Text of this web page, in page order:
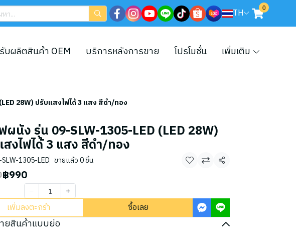
TH 0
รับผลิตสินค้า OEM บริการหลังการขาย โปรโมชั่น เพิ่มเติม
28W) ปรับแสงไฟได้ 3 แสง สีดำ/ทอง
ผนัง รุ่น 09-SLW-1305-LED (LED 28W)
งไฟได้ 3 แสง สีดำ/ทอง
SLW-1305-LED ขายแล้ว 0 ชิ้น
แชร์
฿990
เพิ่มลงตะกร้า ซื้อเลย
ยสินค้าแบบย่อ